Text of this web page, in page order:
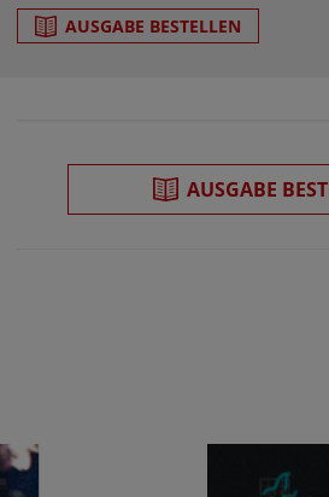
AUSGABE BESTELLEN
AUSGABE